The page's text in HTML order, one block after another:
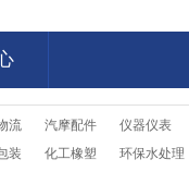
流 汽摩配件 仪器仪表
装 化工橡塑 环保水处理